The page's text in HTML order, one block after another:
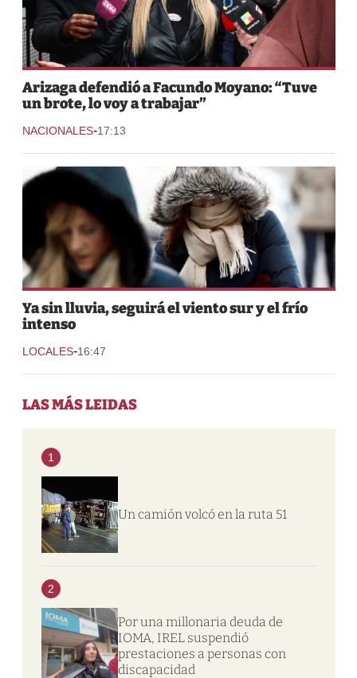
Arizaga defendió a Facundo Moyano: “Tuve
un brote, lo voy a trabajar”
NACIONALES-17:13
Ya sin lluvia, seguirá el viento sur y el frío
intenso
LOCALES-16:47
LAS MÁS LEIDAS
1
Un camión volcó en la ruta 51
2
Por una millonaria deuda de
IOMA, IREL suspendió
prestaciones a personas con
discapacidad